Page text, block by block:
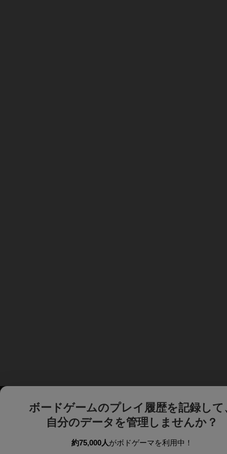
ボードゲームのプレイ履歴を記録して
自分のデータを管理しませんか？
約75,000人がボドゲーマを利用中！